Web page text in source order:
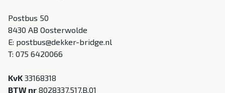
Postbus 50
8430 AB Oosterwolde
E: postbus@dekker-bridge.nl
T: 075 6420066
KvK 33168318
BTW nr 8028337.517.B.01